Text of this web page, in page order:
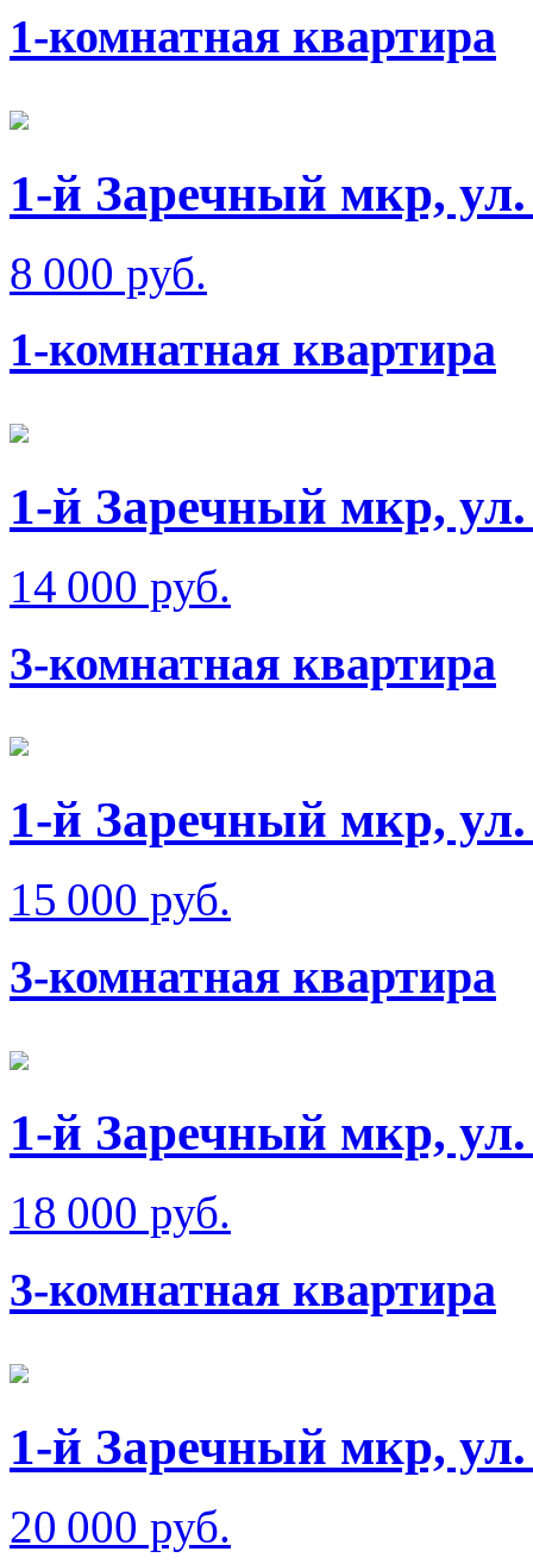
1-комнатная квартира
1-й Заречный мкр, ул.
8 000 руб.
1-комнатная квартира
1-й Заречный мкр,
14 000 руб.
3-комнатная квартира
1-й Заречный мкр,
15 000 руб.
3-комнатная квартира
1-й Заречный мкр,
18 000 руб.
3-комнатная квартира
1-й Заречный мкр,
20 000 руб.